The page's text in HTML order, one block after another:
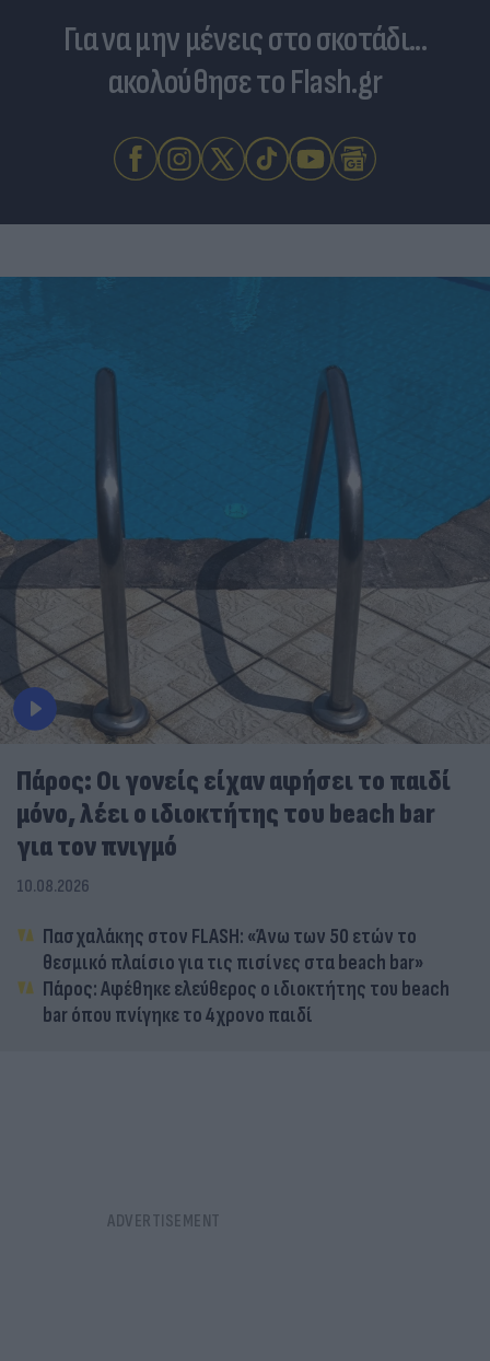
Για να μην μένεις στο σκοτάδι...
ακολούθησε το Flash.gr
Πάρος: Οι γονείς είχαν αφήσει το παιδί
μόνο, λέει ο ιδιοκτήτης του beach bar
για τον πνιγμό
10.08.2026
Πασχαλάκης στον FLASH: «Άνω των 50 ετών το
θεσμικό πλαίσιο για τις πισίνες στα beach bar»
Πάρος: Αφέθηκε ελεύθερος ο ιδιοκτήτης του beach
bar όπου πνίγηκε το 4χρονο παιδί